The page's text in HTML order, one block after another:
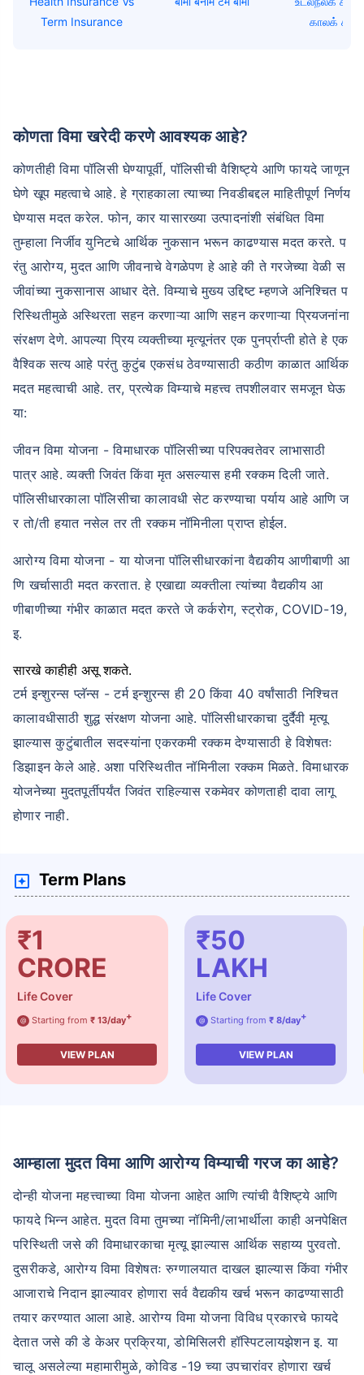
Term Insurance
காலக்
कोणता विमा खरेदी करणे आवश्यक आहे?
कोणतीही विमा पॉलिसी घेण्यापूर्वी, पॉलिसीची वैशिष्ट्ये आणि फायदे जाणून
घेणे खूप महत्वाचे आहे. हे ग्राहकाला त्याच्या निवडीबद्दल माहितीपूर्ण निर्णय
घेण्यास मदत करेल. फोन, कार यासारख्या उत्पादनांशी संबंधित विमा
तुम्हाला निर्जीव युनिटचे आर्थिक नुकसान भरून काढण्यास मदत करते. प
रंतु आरोग्य, मुदत आणि जीवनाचे वेगळेपण हे आहे की ते गरजेच्या वेळी स
जीवांच्या नुकसानास आधार देते. विम्याचे मुख्य उद्दिष्ट म्हणजे अनिश्चित प
रिस्थितीमुळे अस्थिरता सहन करणाऱ्या आणि सहन करणाऱ्या प्रियजनांना
संरक्षण देणे. आपल्या प्रिय व्यक्तीच्या मृत्यूनंतर एक पुनर्प्राप्ती होते हे एक
वैश्विक सत्य आहे परंतु कुटुंब एकसंध ठेवण्यासाठी कठीण काळात आर्थिक
मदत महत्वाची आहे. तर, प्रत्येक विम्याचे महत्त्व तपशीलवार समजून घेऊ
या:
जीवन विमा योजना - विमाधारक पॉलिसीच्या परिपक्वतेवर लाभासाठी
पात्र आहे. व्यक्ती जिवंत किंवा मृत असल्यास हमी रक्कम दिली जाते.
पॉलिसीधारकाला पॉलिसीचा कालावधी सेट करण्याचा पर्याय आहे आणि ज
र तो/ती हयात नसेल तर ती रक्कम नॉमिनीला प्राप्त होईल.
आरोग्य विमा योजना - या योजना पॉलिसीधारकांना वैद्यकीय आणीबाणी आ
णि खर्चासाठी मदत करतात. हे एखाद्या व्यक्तीला त्यांच्या वैद्यकीय आ
णीबाणीच्या गंभीर काळात मदत करते जे कर्करोग, स्ट्रोक, COVID-19,
इ.
सारखे काहीही असू शकते.
टर्म इन्शुरन्स प्लॅन्स - टर्म इन्शुरन्स ही 20 किंवा 40 वर्षांसाठी निश्चित
कालावधीसाठी शुद्ध संरक्षण योजना आहे. पॉलिसीधारकाचा दुर्दैवी मृत्यू
झाल्यास कुटुंबातील सदस्यांना एकरकमी रक्कम देण्यासाठी हे विशेषतः
डिझाइन केले आहे. अशा परिस्थितीत नॉमिनीला रक्कम मिळते. विमाधारक
योजनेच्या मुदतपूर्तीपर्यंत जिवंत राहिल्यास रकमेवर कोणताही दावा लागू
होणार नाही.
Term Plans
₹1
CRORE
Life Cover
@ Starting from ₹ 13/day+
VIEW PLAN
₹50
LAKH
Life Cover
@ Starting from ₹ 8/day+
VIEW PLAN
आम्हाला मुदत विमा आणि आरोग्य विम्याची गरज का आहे?
दोन्ही योजना महत्त्वाच्या विमा योजना आहेत आणि त्यांची वैशिष्ट्ये आणि
फायदे भिन्न आहेत. मुदत विमा तुमच्या नॉमिनी/लाभार्थीला काही अनपेक्षित
परिस्थिती जसे की विमाधारकाचा मृत्यू झाल्यास आर्थिक सहाय्य पुरवतो.
दुसरीकडे, आरोग्य विमा विशेषतः रुग्णालयात दाखल झाल्यास किंवा गंभीर
आजाराचे निदान झाल्यावर होणारा सर्व वैद्यकीय खर्च भरून काढण्यासाठी
तयार करण्यात आला आहे. आरोग्य विमा योजना विविध प्रकारचे फायदे
देतात जसे की डे केअर प्रक्रिया, डोमिसिलरी हॉस्पिटलायझेशन इ. या
चालू असलेल्या महामारीमुळे, कोविड -19 च्या उपचारांवर होणारा खर्च